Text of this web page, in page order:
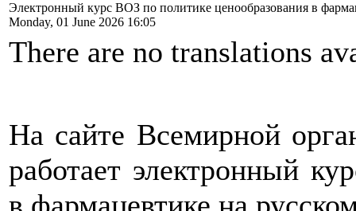
Электронный курс ВОЗ по политике ценообразования в
Monday, 01 June 2026 16:05
There are no translations
На сайте Всемирной
работает электронный